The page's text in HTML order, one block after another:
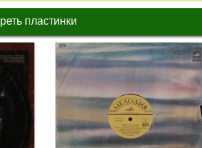
пластинки